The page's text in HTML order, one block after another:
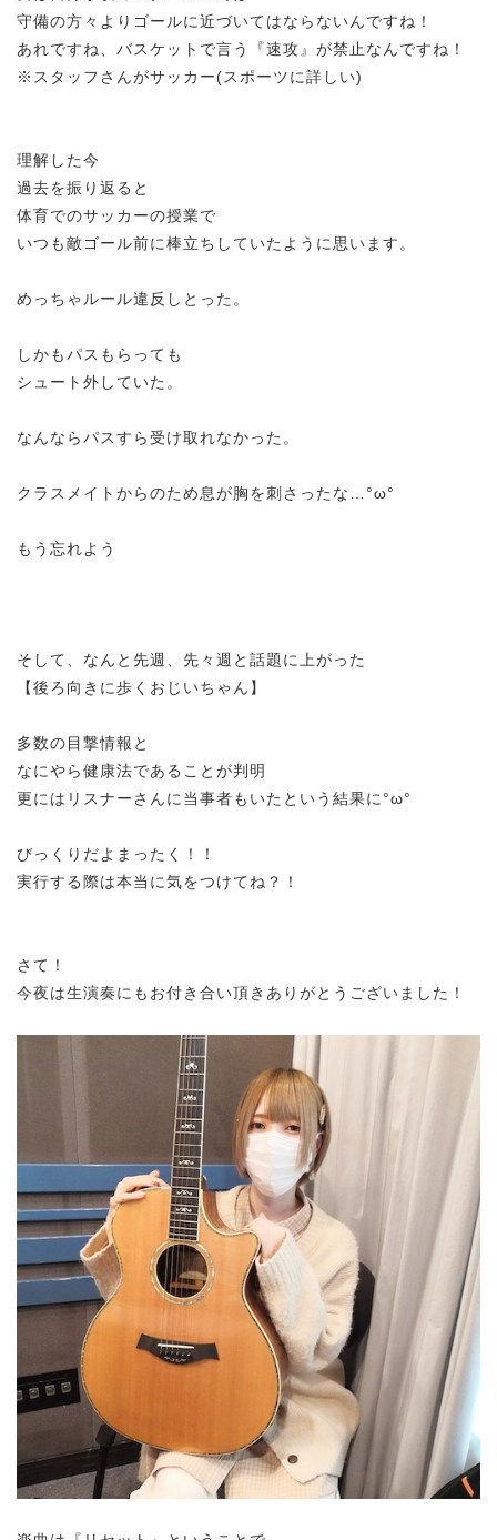
守備の方々よりゴールに近づいてはならないんですね！
あれですね、バスケットで言う『速攻』が禁止なんですね！
※スタッフさんがサッカー(スポーツに詳しい)
理解した今
過去を振り返ると
体育でのサッカーの授業で
いつも敵ゴール前に棒立ちしていたように思います。
めっちゃルール違反しとった。
しかもパスもらっても
シュート外していた。
なんならパスすら受け取れなかった。
クラスメイトからのため息が胸を刺さったな…°ω°
もう忘れよう
そして、なんと先週、先々週と話題に上がった
【後ろ向きに歩くおじいちゃん】
多数の目撃情報と
なにやら健康法であることが判明
更にはリスナーさんに当事者もいたという結果に°ω°
びっくりだよまったく！！
実行する際は本当に気をつけてね？！
さて！
今夜は生演奏にもお付き合い頂きありがとうございました！